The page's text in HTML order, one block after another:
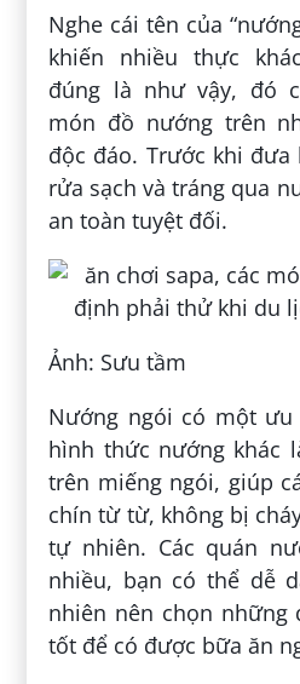
Nghe cái tên của
khiến nhiều thực
đúng là như vậy, đó
món đồ nướng trên
độc đáo. Trước khi
rửa sạch và tráng qua
an toàn tuyệt đối.
Ảnh: Sưu tầm
Nướng ngói có một
hình thức nướng khác
trên miếng ngói, giúp
chín từ từ, không bị
tự nhiên. Các quán
nhiều, bạn có thể dễ
nhiên nên chọn những
tốt để có được bữa ăn